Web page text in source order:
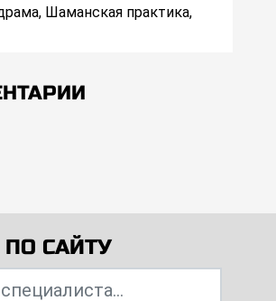
Шаманская практика,
САЙТУ